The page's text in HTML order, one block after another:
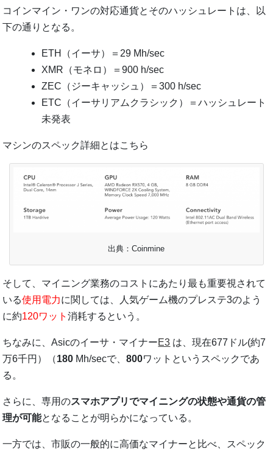
コインマイン・ワンの対応通貨とそのハッシュレートは、以
下の通りとなる。
ETH（イーサ）＝29 Mh/sec
XMR（モネロ）＝900 h/sec
ZEC（ジーキャッシュ）＝300 h/sec
ETC（イーサリアムクラシック）＝ハッシュレート
未発表
マシンのスペック詳細とはこちら
出典：Coinmine
そして、マイニング業務のコストにあたり最も重要視されて
いる使用電力に関しては、人気ゲーム機のプレステ3のよう
に約120ワット消耗するという。
ちなみに、Asicのイーサ・マイナーE3 は、現在677ドル(約7
万6千円）（180 Mh/secで、800ワットというスペックであ
る。
さらに、専用のスマホアプリでマイニングの状態や通貨の管
理が可能となることが明らかになっている。
一方では、市販の一般的に高価なマイナーと比べ、スペック